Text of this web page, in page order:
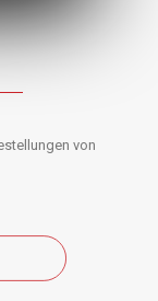
von